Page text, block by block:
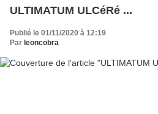
ULTIMATUM ULCéRé ...
Publié le 01/11/2020 à 12:19
Par leoncobra